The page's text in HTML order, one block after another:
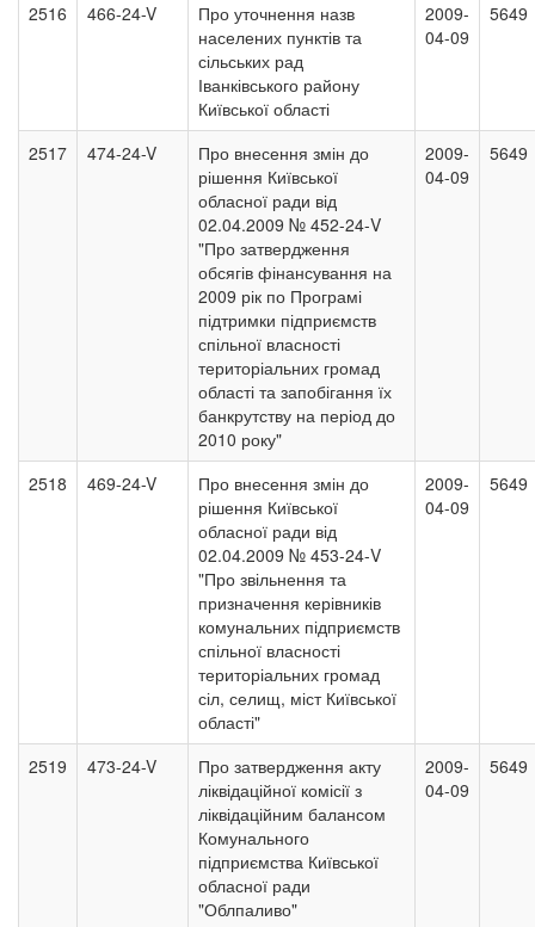
2516 466-24-V
Про уточнення назв
населених пунктів та
сільських рад
Іванківського району
Київської області
2009-
04-09
5649
2517 474-24-V
Про внесення змін до
рішення Київської
обласної ради від
02.04.2009 № 452-24-V
"Про затвердження
обсягів фінансування на
2009 рік по Програмі
підтримки підприємств
спільної власності
територіальних громад
області та запобігання їх
банкрутству на період до
2010 року"
2009-
04-09
5649
2518 469-24-V
Про внесення змін до
рішення Київської
обласної ради від
02.04.2009 № 453-24-V
"Про звільнення та
призначення керівників
комунальних підприємств
спільної власності
територіальних громад
сіл, селищ, міст Київської
області"
2009-
04-09
5649
2519 473-24-V
Про затвердження акту
ліквідаційної комісії з
ліквідаційним балансом
Комунального
підприємства Київської
обласної ради
"Облпаливо"
2009-
04-09
5649